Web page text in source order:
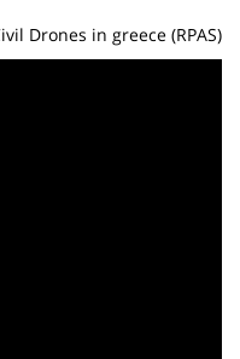
Drones in greece (RPAS)